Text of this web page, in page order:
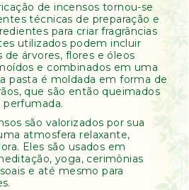
de incensos tornou-se
técnicas de preparação e
para criar fragrâncias
utilizados podem incluir
de árvores, flores e óleos
e combinados em uma
pasta é moldada em forma de
que são então queimados
perfumada.
são valorizados por sua
atmosfera relaxante,
Eles são usados em
yoga, cerimônias
e até mesmo para